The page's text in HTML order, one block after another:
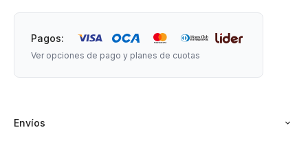
- Parlante: 7 cm de alto x 6 cm de ancho.
Incluye: Parlante, micrófono, cable usb para carga.
Pagos:
Ver opciones de pago y planes de cuotas
Envíos